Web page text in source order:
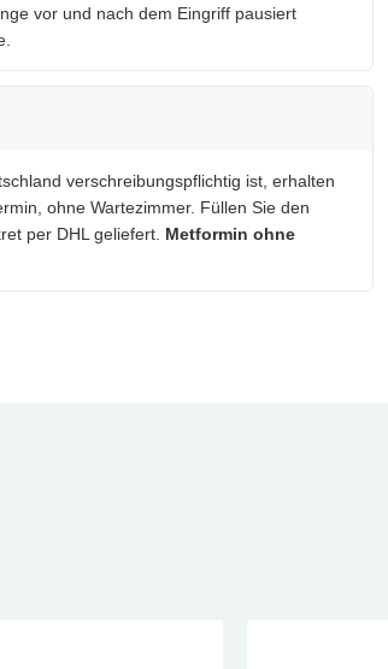
vor und nach dem Eingriff pausiert
verschreibungspflichtig ist, erhalten
ohne Wartezimmer. Füllen Sie den
per DHL geliefert. Metformin ohne